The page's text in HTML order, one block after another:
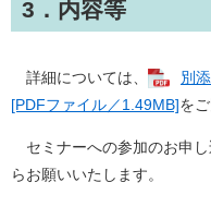
3．内容等
詳細については、
別
[PDFファイル／1.49MB]を
セミナーへの参加のお申
らお願いいたします。